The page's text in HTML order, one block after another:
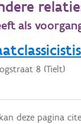
als
8 (Tielt)
deze pagina